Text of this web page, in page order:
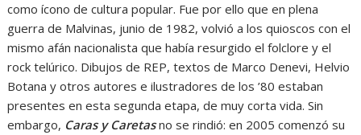
como ícono de cultura popular. Fue por ello que en plena
guerra de Malvinas, junio de 1982, volvió a los quioscos con el
mismo afán nacionalista que había resurgido el folclore y el
rock telúrico. Dibujos de REP, textos de Marco Denevi, Helvio
Botana y otros autores e ilustradores de los ’80 estaban
presentes en esta segunda etapa, de muy corta vida. Sin
embargo, Caras y Caretasno se rindió: en 2005 comenzó su